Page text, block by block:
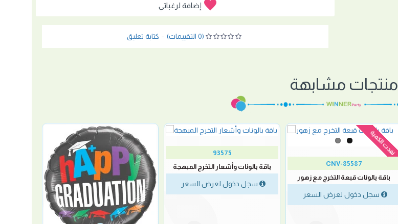
(0 التقييمات) - كتابة تعليق
إضافة لرغباتي
منتجات مشابهة
نفدت الكمية
CNV-85587
باقة بالونات قبعة التخرج مع زهور
سجل دخول لعرض السعر
93575
باقة بالونات وأشعار التخرج المبهجة
سجل دخول لعرض السعر